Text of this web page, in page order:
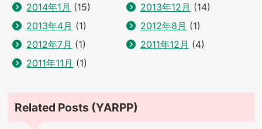
2014年1月 (15) 2013年12月 (14)
2013年4月 (1) 2012年8月 (1)
2012年7月 (1) 2011年12月 (4)
2011年11月 (1)
Related Posts (YARPP)